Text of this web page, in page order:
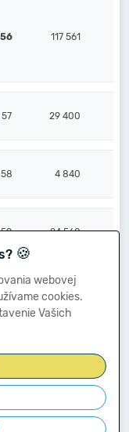
56 117 561
57 29 400
58 4 840
59 24 560
60
61 88 161
🍪
webovej
cookies.
Vašich